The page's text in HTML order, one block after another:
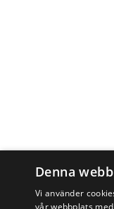
Denna
Vi använder
vår webbplats